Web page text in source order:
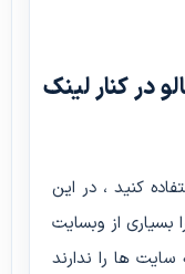
در کنار لینک
کنید ، در این
بسیاری از وبسایت
سایت ها را ندارند